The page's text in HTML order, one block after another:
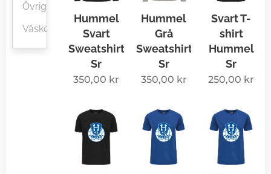
Övrigt
Väskor
Hummel
Svart
Sweatshirt
Sr
350,00 kr
Hummel
Grå
Sweatshirt
Sr
350,00 kr
Svart T-
shirt
Hummel
Sr
250,00 kr